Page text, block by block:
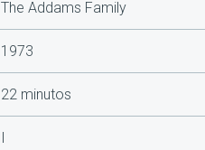
The Addams Family
1973
22 minutos
I